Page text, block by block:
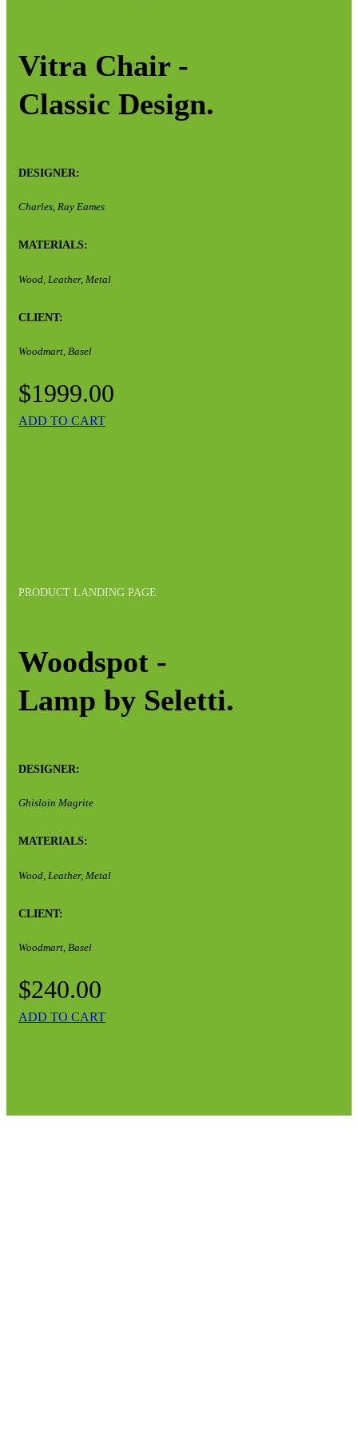
Vitra Chair -
Classic Design.
DESIGNER:
Charles, Ray Eames
MATERIALS:
Wood, Leather, Metal
CLIENT:
Woodmart, Basel
$1999.00
ADD TO CART
PRODUCT LANDING PAGE
Woodspot -
Lamp by Seletti.
DESIGNER:
Ghislain Magrite
MATERIALS:
Wood, Leather, Metal
CLIENT:
Woodmart, Basel
$240.00
ADD TO CART